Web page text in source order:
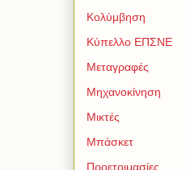
Κολύμβηση
Κύπελλο ΕΠΣΝΕ
Μεταγραφές
Μηχανοκίνηση
Μικτές
Μπάσκετ
Προετοιμασίες